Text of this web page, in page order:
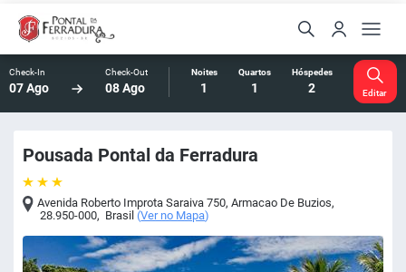
Check-In
07 Ago
Check-Out
08 Ago
Noites
1
Quartos
1
Hóspedes
2 Editar
Pousada Pontal da Ferradura
Avenida Roberto Improta Saraiva 750,Armacao De Buzios,
28.950-000, Brasil (Ver no Mapa)